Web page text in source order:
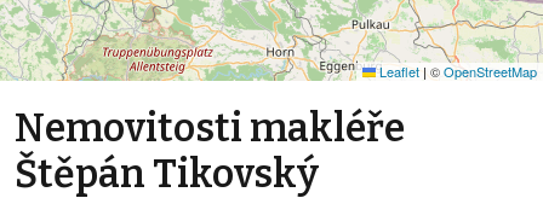
Leaflet | ©OpenStreetMap
Nemovitosti makléře
Štěpán Tikovský